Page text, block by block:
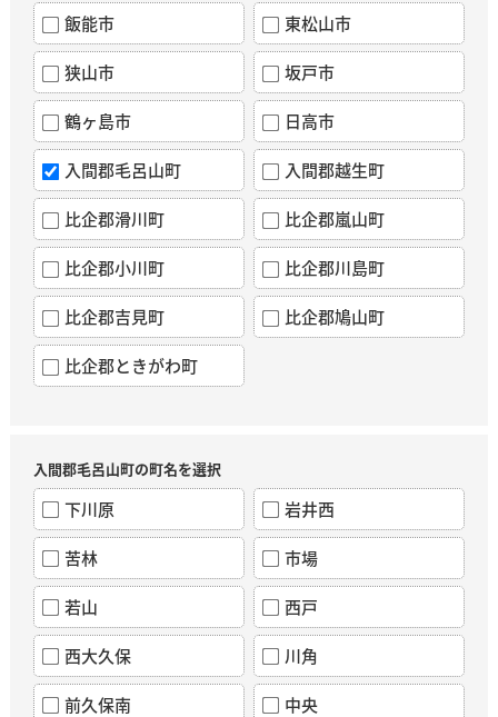
飯能市 東松山市
狭山市 坂戸市
鶴ヶ島市 日高市
入間郡毛呂山町 入間郡越生町
比企郡滑川町 比企郡嵐山町
比企郡小川町 比企郡川島町
比企郡吉見町 比企郡鳩山町
比企郡ときがわ町
入間郡毛呂山町の町名を選択
下川原 岩井西
苦林 市場
若山 西戸
西大久保 川角
前久保南 中央